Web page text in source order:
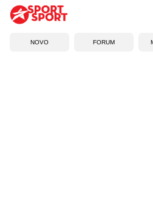
NOVO FORUM